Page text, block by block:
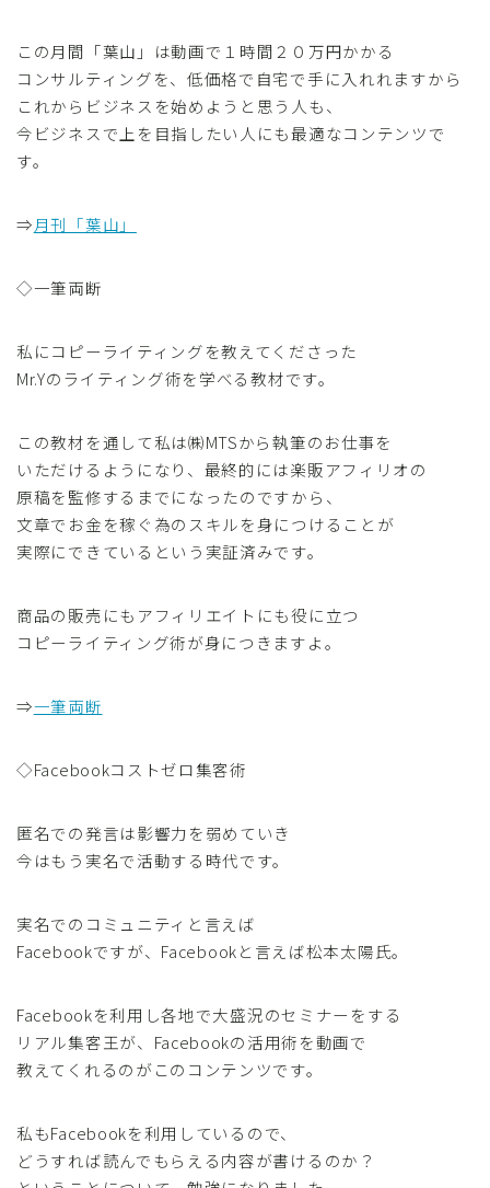
この月間「葉山」は動画で１時間２０万円かかる
コンサルティングを、低価格で自宅で手に入れれますから
これからビジネスを始めようと思う人も、
今ビジネスで上を目指したい人にも最適なコンテンツで
す。
⇒月刊「葉山」
◇一筆両断
私にコピーライティングを教えてくださった
Mr.Yのライティング術を学べる教材です。
この教材を通して私は㈱MTSから執筆のお仕事を
いただけるようになり、最終的には楽販アフィリオの
原稿を監修するまでになったのですから、
文章でお金を稼ぐ為のスキルを身につけることが
実際にできているという実証済みです。
商品の販売にもアフィリエイトにも役に立つ
コピーライティング術が身につきますよ。
⇒一筆両断
◇Facebookコストゼロ集客術
匿名での発言は影響力を弱めていき
今はもう実名で活動する時代です。
実名でのコミュニティと言えば
Facebookですが、Facebookと言えば松本太陽氏。
Facebookを利用し各地で大盛況のセミナーをする
リアル集客王が、Facebookの活用術を動画で
教えてくれるのがこのコンテンツです。
私もFacebookを利用しているので、
どうすれば読んでもらえる内容が書けるのか？